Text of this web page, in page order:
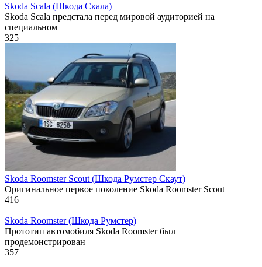
Skoda Scala (Шкода Скала)
Skoda Scala предстала перед мировой аудиторией на
специальном
325
Skoda Roomster Scout (Шкода Румстер Скаут)
Оригинальное первое поколение Skoda Roomster Scout
416
Skoda Roomster (Шкода Румстер)
Прототип автомобиля Skoda Roomster был
продемонстрирован
357